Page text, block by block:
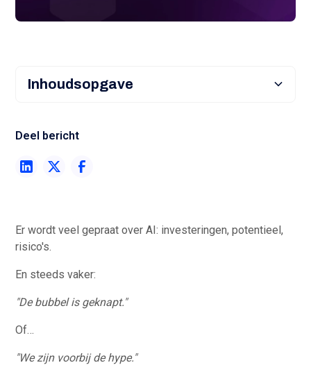
Inhoudsopgave
Heading 3
Heading 5
Deel bericht
Er wordt veel gepraat over AI: investeringen, potentieel,
risico's.
En steeds vaker:
"De bubbel is geknapt."
Of…
"We zijn voorbij de hype."